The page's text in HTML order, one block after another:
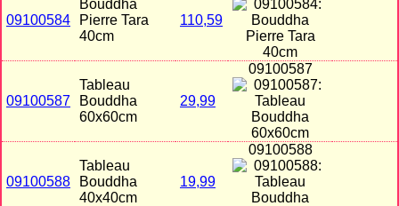
09100584
Bouddha
Pierre Tara
40cm
110,59
09100587
Tableau
Bouddha
60x60cm
29,99
09100587
09100588
Tableau
Bouddha
40x40cm
19,99
09100588